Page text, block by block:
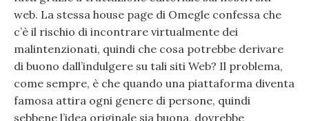
web. La stessa house page di Omegle confessa che
c’è il rischio di incontrare virtualmente dei
malintenzionati, quindi che cosa potrebbe derivare
di buono dall’indulgere su tali siti Web? Il problema,
come sempre, è che quando una piattaforma diventa
famosa attira ogni genere di persone, quindi
sebbene l’idea originale sia buona, dovrebbe